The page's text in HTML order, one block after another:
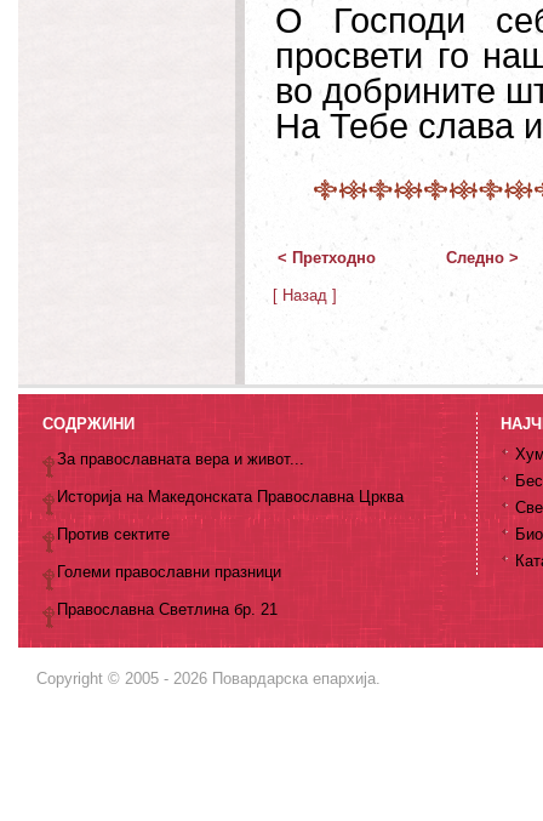
О Господи
просвети го
во добрините
На Тебе слава
< Претходно Следно >
[ Назад ]
СОДРЖИНИ
За православната вера и живот...
Историја на Македонската Православна Црква
Против сектите
Големи православни празници
Православна Светлина бр. 21
Copyright © 2005 - 2026 Повардарска епархија.